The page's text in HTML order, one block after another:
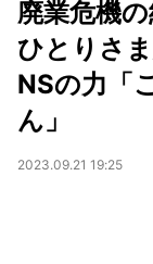
廃業危機
ひとりさ
NSの力「
ん」
2023.09.21 19:25